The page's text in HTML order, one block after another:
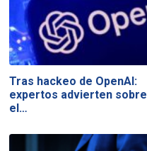
Tras hackeo de OpenAI:
expertos advierten sobre
el…